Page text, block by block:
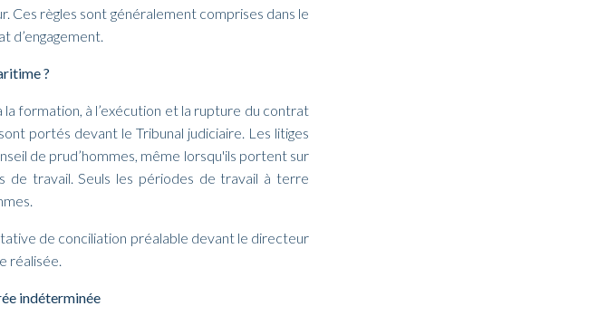
Ces règles sont généralement comprises dans le
d’engagement.
?
formation, à l’exécution et la rupture du contrat
portés devant le Tribunal judiciaire. Les litiges
de prud’hommes, même lorsqu'ils portent sur
de travail. Seuls les périodes de travail à terre
de conciliation préalable devant le directeur
réalisée.
indéterminée